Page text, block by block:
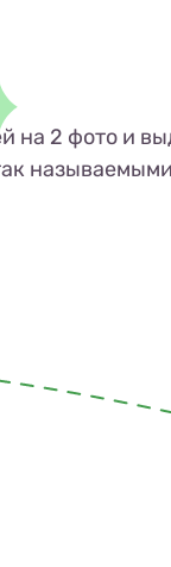
на 2 фото и